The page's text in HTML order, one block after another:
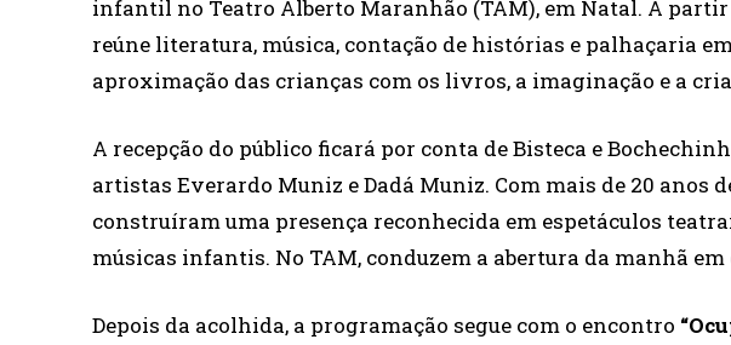
infantil no Teatro Alberto Maranhão (TAM), em Natal. A
reúne literatura, música, contação de histórias e palhaçaria
aproximação das crianças com os livros, a imaginação e a
A recepção do público ficará por conta de Bisteca e
artistas Everardo Muniz e Dadá Muniz. Com mais de 20 anos
construíram uma presença reconhecida em espetáculos
músicas infantis. No TAM, conduzem a abertura da manhã
Depois da acolhida, a programação segue com o encontro